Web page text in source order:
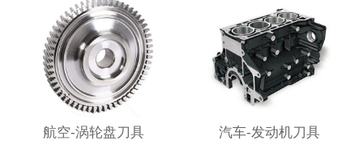
航空-涡轮盘刀具 汽车-发动机刀具